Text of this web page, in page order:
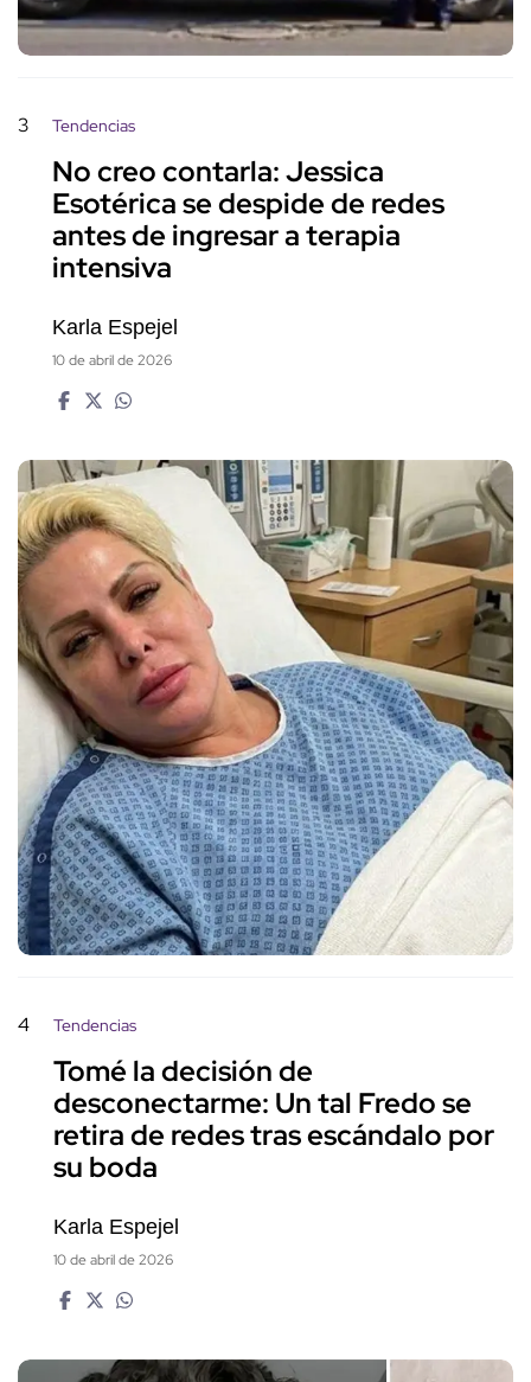
3 Tendencias
No creo contarla: Jessica
Esotérica se despide de redes
antes de ingresar a terapia
intensiva
Karla Espejel
10 de abril de 2026
4 Tendencias
Tomé la decisión de
desconectarme: Un tal Fredo se
retira de redes tras escándalo por
su boda
Karla Espejel
10 de abril de 2026